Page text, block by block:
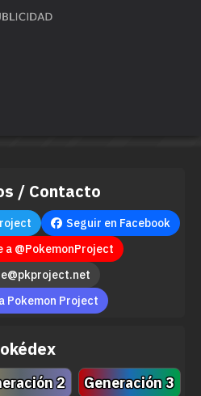
/ Contacto
Seguir en Facebook
a @PokemonProject
Pokemon Project
2
Generación 3